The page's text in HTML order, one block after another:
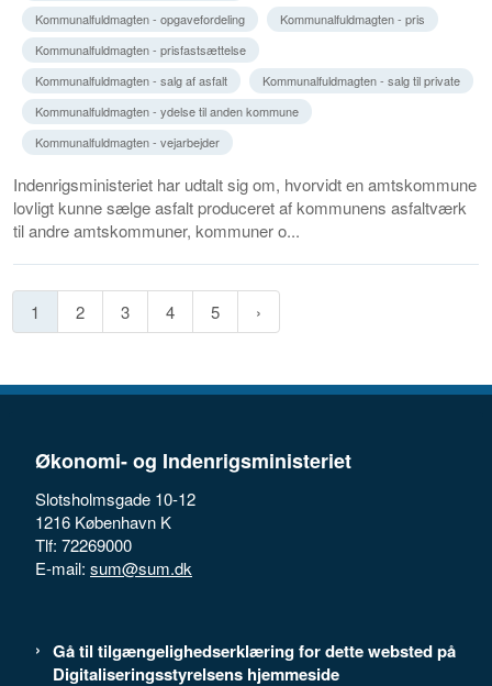
Kommunalfuldmagten - opgavefordeling
Kommunalfuldmagten - pris
Kommunalfuldmagten - prisfastsættelse
Kommunalfuldmagten - salg af asfalt
Kommunalfuldmagten - salg til private
Kommunalfuldmagten - ydelse til anden kommune
Kommunalfuldmagten - vejarbejder
Indenrigsministeriet har udtalt sig om, hvorvidt en amtskommune
lovligt kunne sælge asfalt produceret af kommunens asfaltværk
til andre amtskommuner, kommuner o...
1 2 3 4 5
Økonomi- og Indenrigsministeriet
Slotsholmsgade 10-12
1216 København K
Tlf: 72269000
E-mail: sum@sum.dk
Gå til tilgængelighedserklæring for dette websted på
Digitaliseringsstyrelsens hjemmeside